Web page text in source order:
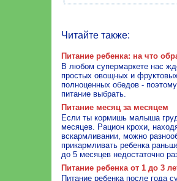
Читайте также:
Питание ребенка: на что
В любом супермаркете нас
простых овощных и
полноценных обедов -
питание выбрать.
Питание месяц за месяцем
Если ты кормишь малыша
месяцев. Рацион крохи,
вскармливании, можно
прикармливать ребенка
до 5 месяцев недостаточно
Питание ребенка от 1 до 3
Питание ребенка после года